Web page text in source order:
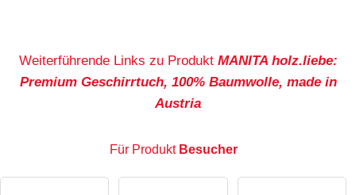
Weiterführende Links zu Produkt MANITA holz.liebe:
Premium Geschirrtuch, 100% Baumwolle, made in
Austria
Für Produkt Besucher